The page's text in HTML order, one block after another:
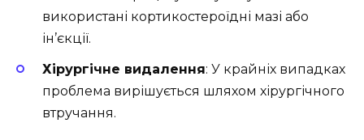
використані кортикостероїдні мазі або
ін’єкції.
Хірургічне видалення: У крайніх випадках
проблема вирішується шляхом хірургічного
втручання.